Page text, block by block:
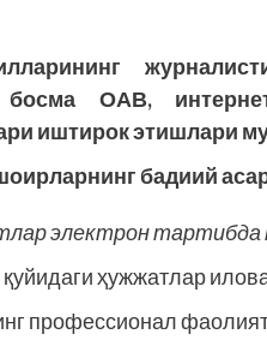
босма ОАВ,
иштирок этишлари
бадиий
электрон тартибда
ҳужжатлар
профессионал